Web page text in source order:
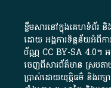
ខ្លឹមសារ​នៅ​ក្នុង​គេហទំព័រ
ដោយ​ អង្គការ​ទិន្នន័យ​អំពី​កា
ប័ណ្ណ​CC BY-SA 4.0។​
ចេញពី​សារព័ត៌មាន ស្របត
ប្រាស់​ដោយ​យុត្តិធម៌​ និង​រក្ស